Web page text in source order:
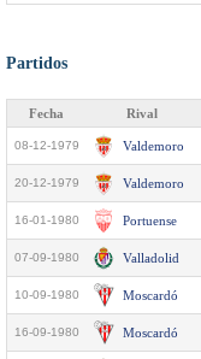
Partidos
Fecha Rival
08-12-1979 Valdemoro
20-12-1979 Valdemoro
16-01-1980 Portuense
07-09-1980 Valladolid
10-09-1980 Moscardó
16-09-1980 Moscardó